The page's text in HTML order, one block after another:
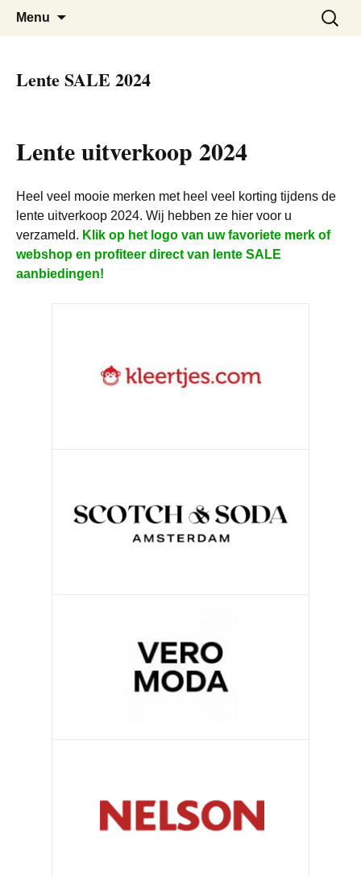
Black Friday Super SALE
De beste kortingen bij elkaar!
Menu
Zoeken
naar:
Lente SALE 2024
Lente uitverkoop 2024
Heel veel mooie merken met heel veel korting tijdens de
lente uitverkoop 2024. Wij hebben ze hier voor u
verzameld. Klik op het logo van uw favoriete merk of
webshop en profiteer direct van lente SALE
aanbiedingen!